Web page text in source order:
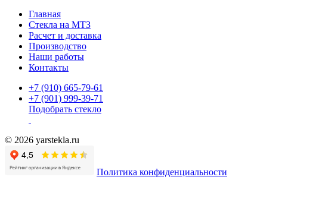
Главная
Стекла на МТЗ
Расчет и доставка
Производство
Наши работы
Контакты
+7 (910) 665-79-61
+7 (901) 999-39-71
Подобрать стекло
© 2026 yarstekla.ru
Политика конфиденциальности